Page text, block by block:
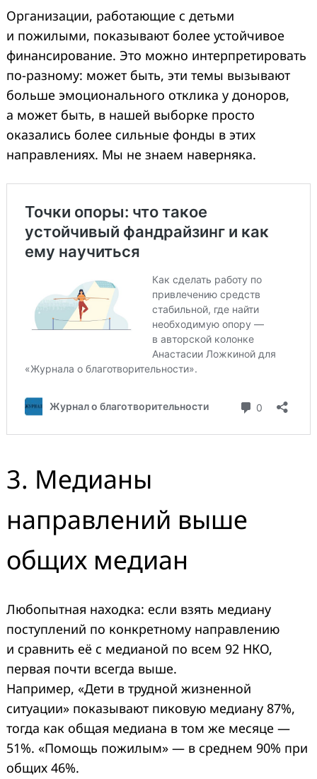
Организации, работающие с детьми
и пожилыми, показывают более устойчивое
финансирование. Это можно интерпретировать
по-разному: может быть, эти темы вызывают
больше эмоционального отклика у доноров,
а может быть, в нашей выборке просто
оказались более сильные фонды в этих
направлениях. Мы не знаем наверняка.
3. Медианы
направлений выше
общих медиан
Любопытная находка: если взять медиану
поступлений по конкретному направлению
и сравнить её с медианой по всем 92 НКО,
первая почти всегда выше.
Например, «Дети в трудной жизненной
ситуации» показывают пиковую медиану 87%,
тогда как общая медиана в том же месяце —
51%. «Помощь пожилым» — в среднем 90% при
общих 46%.
Search